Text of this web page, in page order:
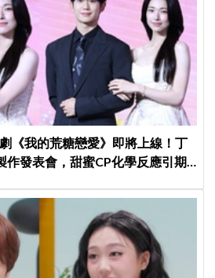
《我的荒糖戀愛》即將上線！丁
作發表會，甜蜜CP化學反應引期